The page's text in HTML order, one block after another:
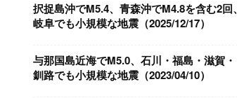
択捉島沖でM5.4、青森沖でM4.8を含む2回、
岐阜でも小規模な地震（2025/12/17）
与那国島近海でM5.0、石川・福島・滋賀・
釧路でも小規模な地震（2023/04/10）